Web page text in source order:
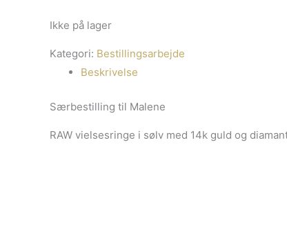
Ikke på lager
Kategori: Bestillingsarbejde
Beskrivelse
Særbestilling til Malene
RAW vielsesringe i sølv med 14k guld og